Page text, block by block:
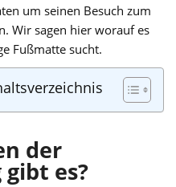
um seinen Besuch zum
Wir sagen hier worauf es
Fußmatte sucht.
der
es?